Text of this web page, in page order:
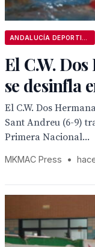
El C.W.
se desinfla
El C.W. Dos
Sant Andreu (6-9)
Primera Nacional...
MKMAC Press •